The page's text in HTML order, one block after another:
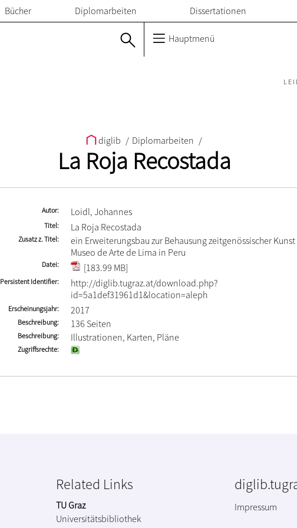
Bücher Diplomarbeiten Dissertationen
Hauptmenü
diglib / Diplomarbeiten /
La Roja Recostada
Autor Loidl, Johannes
Titel La Roja Recostada
Zusatz z. Titel
ein Erweiterungsbau zur Behausung zeitgenössischer Kunst
Museo de Arte de Lima in Peru
Datei [183.99 MB]
Persistent Identifier
http://diglib.tugraz.at/download.php?
id=5a1def31961d1&location=aleph
Erscheinungsjahr 2017
Beschreibung 136 Seiten
Beschreibung Illustrationen, Karten, Pläne
Zugriffsrechte
Related Links
TU Graz
Universitätsbibliothek
Impressum